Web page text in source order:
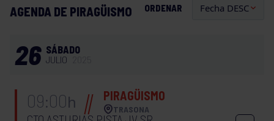
AGENDA DE PIRAGÜISMO ORDENAR
26 SÁBADO
JULIO
09:00h PIRAGÜISMO
TRASONA